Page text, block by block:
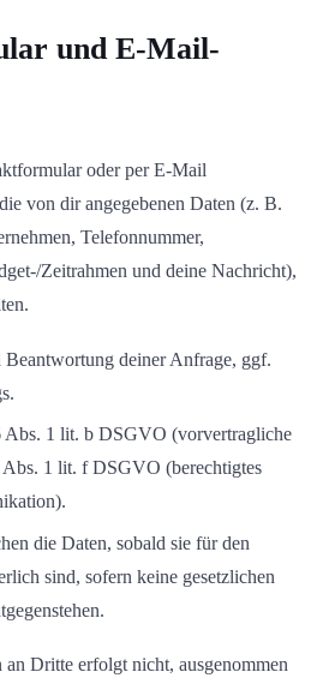
und E-Mail-
oder per E-Mail
von dir angegebenen Daten (z. B.
Telefonnummer,
Zeitrahmen und deine Nachricht),
Beantwortung deiner Anfrage, ggf.
Abs. 1 lit. b DSGVO (vorvertragliche
1 lit. f DSGVO (berechtigtes
die Daten, sobald sie für den
sind, sofern keine gesetzlichen
Dritte erfolgt nicht, ausgenommen